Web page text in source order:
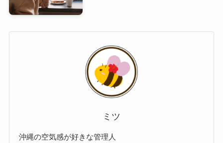
ミツ
沖縄の空気感が好きな管理人